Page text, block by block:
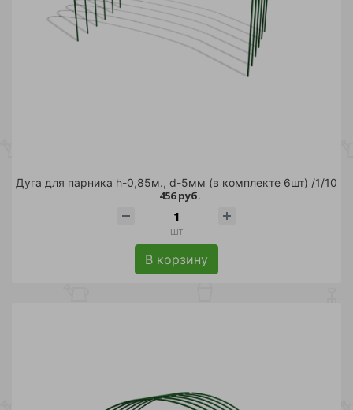
Дуга для парника h-0,85м., d-5мм (в комплекте 6шт) /1/10
456 руб.
шт
В корзину